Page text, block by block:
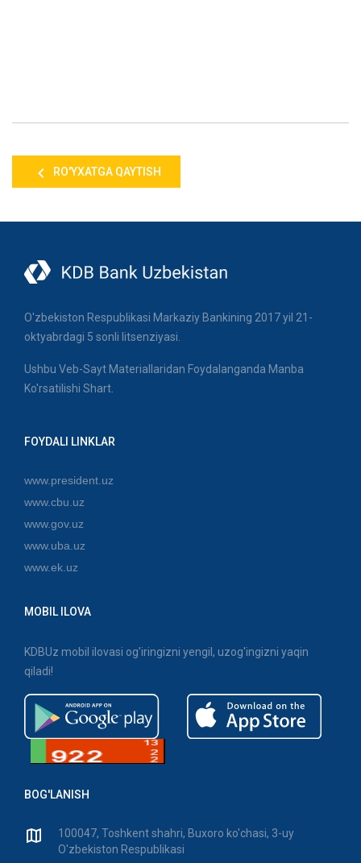
RO'YXATGA QAYTISH
O'zbekiston Respublikasi Markaziy Bankining 2017 yil 21-
oktyabrdagi 5 sonli litsenziyasi.
Ushbu Veb-Sayt Materiallaridan Foydalanganda Manba
Ko'rsatilishi Shart.
FOYDALI LINKLAR
www.president.uz
www.cbu.uz
www.gov.uz
www.uba.uz
www.ek.uz
MOBIL ILOVA
KDBUz mobil ilovasi og'iringizni yengil, uzog'ingizni yaqin
qiladi!
BOG'LANISH
100047, Toshkent shahri, Buxoro ko'chasi, 3-uy
O'zbekiston Respublikasi